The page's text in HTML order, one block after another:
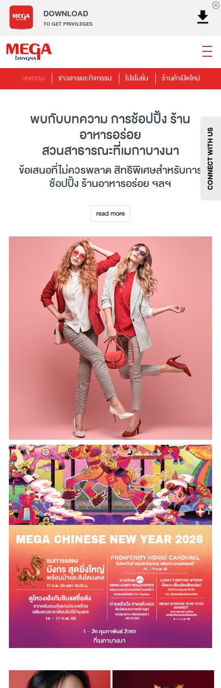
DOWNLOAD
TO GET PRIVILEGES
ธนาคาร ร้านอาหาร เอ็นเตอร์เทนเม้นท์
แฟชั่น
บริการ
เมกา สมาร์ท คิดส์ กีฬา
ซูเปอร์มาร์เก็ต
แกดเจ็ตและเทคโนโลยี
สุขภาพและความงาม
@Megabangna
CONNECT WITH US
บทความ ข่าวสารและกิจกรรม โปรโมชั่น ร้านค้าเปิดใหม่
พบกับบทความ การช้อปปิ้งร้าน
อาหารอร่อย
สวนสาธารณะที่เมกาบางนา
ข้อเสนอที่ไม่ควรพลาด สิทธิพิเศษสำหรับการ
ช้อปปิ้งร้านอาหารอร่อย ฯลฯ
แหล่งรวมบทความไลฟ์สไตล์ที่หลากหลาย ครอบคลุมทุก
ความสนใจ ไม่ว่าจะเป็นช้อปปิ้ง
สุขภาพร้านอาหารอร่อยที่เที่ยวสำหรับเด็กเทคโนโลยี และ
อีกมากมาย
ติดตามข่าวสาร และโปรโมชั่นพิเศษศูนย์การค้าเมกาบางนา
ได้ที่
02-105-1000| อีเมล:contactus@mega-
bangna.com
read more